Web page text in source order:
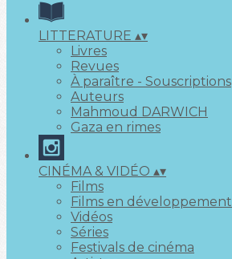
LITTERATURE ▴▾
Livres
Revues
À paraître - Souscriptions
Auteurs
Mahmoud DARWICH
Gaza en rimes
CINÉMA & VIDÉO ▴▾
Films
Films en développement
Vidéos
Séries
Festivals de cinéma